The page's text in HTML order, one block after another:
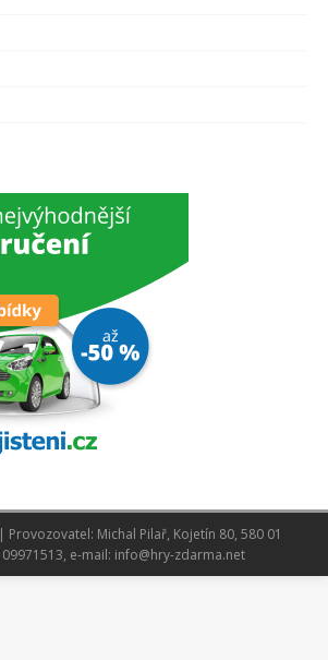
Michal Pilař, Kojetín 80, 580 01
09971513, e-mail: info@hry-zdarma.net